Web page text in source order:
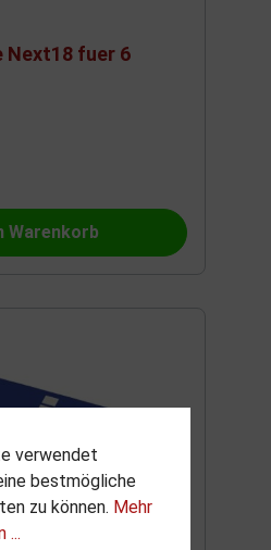
Adapterplatine Next18 fuer 6
Warenkorb
verwendet
bestmögliche
zu können. Mehr
...